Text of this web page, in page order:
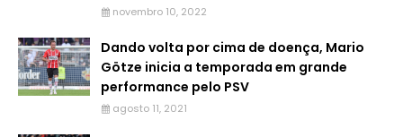
novembro 10, 2022
Dando volta por cima de doença, Mario
Götze inicia a temporada em grande
performance pelo PSV
agosto 11, 2021